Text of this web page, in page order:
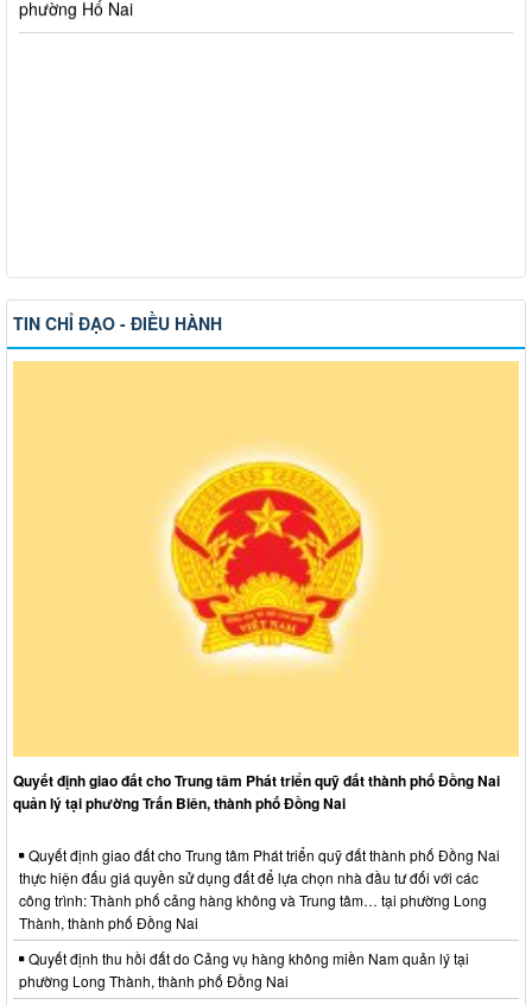
TIN CHỈ ĐẠO - ĐIỀU HÀNH
Quyết định giao đất cho Trung tâm Phát triển quỹ đất thành phố Đồng Nai
quản lý tại phường Trấn Biên, thành phố Đồng Nai
Quyết định giao đất cho Trung tâm Phát triển quỹ đất thành phố Đồng Nai
thực hiện đấu giá quyền sử dụng đất để lựa chọn nhà đầu tư đối với các
công trình: Thành phố cảng hàng không và Trung tâm… tại phường Long
Thành, thành phố Đồng Nai
Quyết định thu hồi đất do Cảng vụ hàng không miền Nam quản lý tại
phường Long Thành, thành phố Đồng Nai